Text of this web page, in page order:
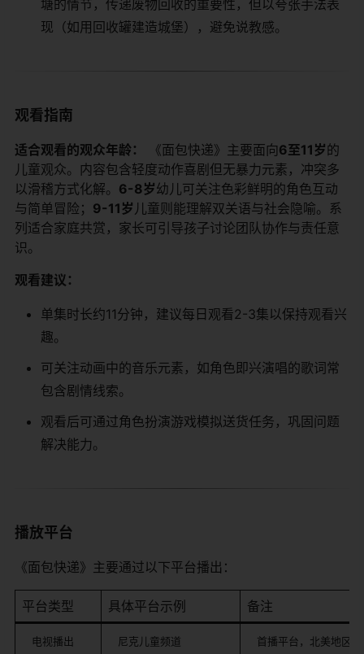
塘的情节，传递废物回收的重要性，但以夸张手法表
现（如用回收罐建造城堡），避免说教感。
观看指南
​适合观看的观众年龄：​ ​ 《面包快递》主要面向​​6至11岁​​的
儿童观众。内容包含轻度动作喜剧但无暴力元素，冲突多
以滑稽方式化解。​ ​6-8岁​​幼儿可关注色彩鲜明的角色互动
与简单冒险；​ ​9-11岁​ ​儿童则能理解双关语与社会隐喻。系
列适合家庭共赏，家长可引导孩子讨论团队协作与责任意
识。 ​
观看建议：​
单集时长约11分钟，建议每日观看2-3集以保持观看兴
趣。
可关注动画中的音乐元素，如角色即兴演唱的歌词常
包含剧情线索。
观看后可通过角色扮演游戏模拟送货任务，巩固问题
解决能力。
播放平台
《面包快递》主要通过以下平台播出：
平台类型 具体平台示例 备注
电视播出 尼克儿童频道 首播平台，北美地区